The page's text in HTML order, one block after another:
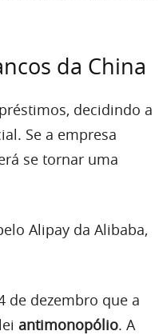
da China
decidindo a
Se a empresa
se tornar uma
Alipay da Alibaba,
de dezembro que a
antimonopólio. A